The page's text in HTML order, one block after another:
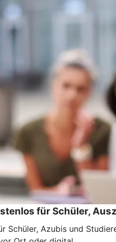
für Schüler,
Schüler, Azubis und